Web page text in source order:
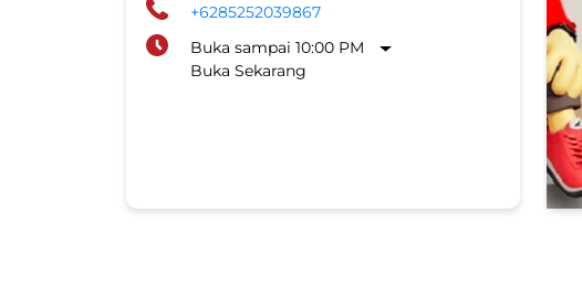
+6285252039867
Buka sampai 10:00 PM
Buka Sekarang